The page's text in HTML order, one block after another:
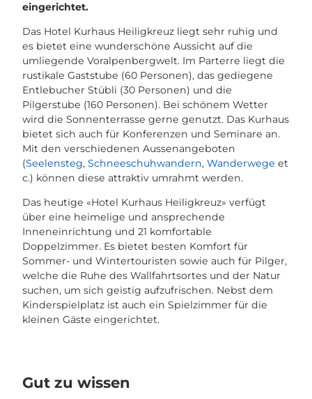
eingerichtet.
Das Hotel Kurhaus Heiligkreuz liegt sehr ruhig und
es bietet eine wunderschöne Aussicht auf die
umliegende Voralpenbergwelt. Im Parterre liegt die
rustikale Gaststube (60 Personen), das gediegene
Entlebucher Stübli (30 Personen) und die
Pilgerstube (160 Personen). Bei schönem Wetter
wird die Sonnenterrasse gerne genutzt. Das Kurhaus
bietet sich auch für Konferenzen und Seminare an.
Mit den verschiedenen Aussenangeboten
(Seelensteg, Schneeschuhwandern, Wanderwege et
c.) können diese attraktiv umrahmt werden.
Das heutige «Hotel Kurhaus Heiligkreuz» verfügt
über eine heimelige und ansprechende
Inneneinrichtung und 21 komfortable
Doppelzimmer. Es bietet besten Komfort für
Sommer- und Wintertouristen sowie auch für Pilger,
welche die Ruhe des Wallfahrtsortes und der Natur
suchen, um sich geistig aufzufrischen. Nebst dem
Kinderspielplatz ist auch ein Spielzimmer für die
kleinen Gäste eingerichtet.
Gut zu wissen